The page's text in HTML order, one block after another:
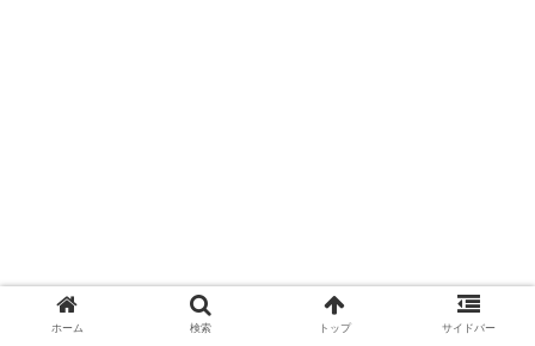
ホーム 検索 トップ サイドバー